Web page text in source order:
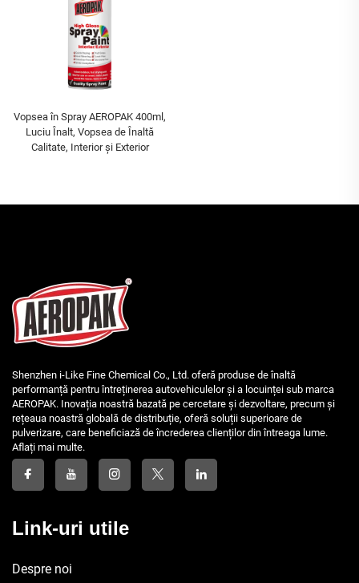
Vopsea în Spray AEROPAK 400ml,
Luciu Înalt, Vopsea de Înaltă
Calitate, Interior și Exterior
Shenzhen i-Like Fine Chemical Co., Ltd. oferă produse de înaltă
performanță pentru întreținerea autovehiculelor și a locuinței sub marca
AEROPAK. Inovația noastră bazată pe cercetare și dezvoltare, precum și
rețeaua noastră globală de distribuție, oferă soluții superioare de
pulverizare, care beneficiază de încrederea clienților din întreaga lume.
Aflați mai multe.
Link-uri utile
Despre noi